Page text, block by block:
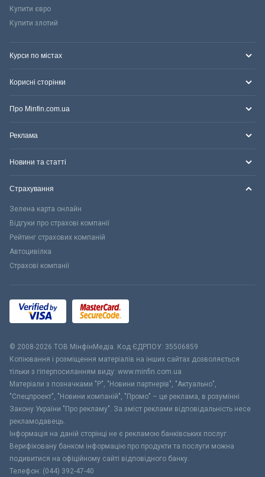
Купити євро
Купити злотий
Курси по містах
Корисні сторінки
Про Minfin.com.ua
Реклама
Новини та статті
Страхування
Зелена карта онлайн
Відгуки про страхові компанії
Рейтинг страхових компаній
Автоцивілка
Страхові компанії
© 2008-2026 ТОВ МiнфiнМедiа. Код ЄДРПОУ: 35506859
Копіювання і розміщення матеріалів на інших сайтах дозволяється
тільки з гіперпосиланням виду: www.minfin.com.ua
Матеріали з позначками "Р", "Новини партнерів", "Актуально",
"Спецпроект", "Новини компаній", "Промо" – це реклама, в розумінні
Закону України "Про рекламу". За зміст реклами відповідальність несе
рекламодавець.
Інформація на даній сторінці не є рекламою банківських послуг.
Верифіковану банком інформацію про продукти та послуги можна
подивитися на офіційному сайті відповідного банку.
Телефон: (044) 392-47-40